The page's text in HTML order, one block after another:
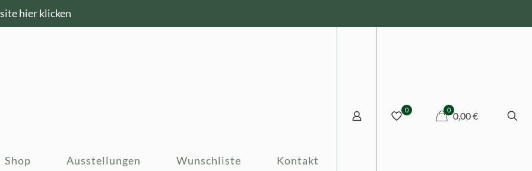
hier klicken
Shop Ausstellungen Wunschliste Kontakt
0 0
0,00 €